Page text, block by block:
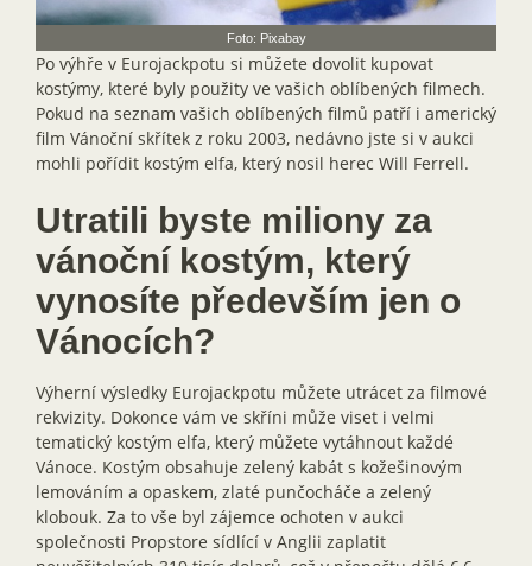
Foto: Pixabay
Po výhře v Eurojackpotu si můžete dovolit kupovat
kostýmy, které byly použity ve vašich oblíbených filmech.
Pokud na seznam vašich oblíbených filmů patří i americký
film Vánoční skřítek z roku 2003, nedávno jste si v aukci
mohli pořídit kostým elfa, který nosil herec Will Ferrell.
Utratili byste miliony za
vánoční kostým, který
vynosíte především jen o
Vánocích?
Výherní výsledky Eurojackpotu můžete utrácet za filmové
rekvizity. Dokonce vám ve skříni může viset i velmi
tematický kostým elfa, který můžete vytáhnout každé
Vánoce. Kostým obsahuje zelený kabát s kožešinovým
lemováním a opaskem, zlaté punčocháče a zelený
klobouk. Za to vše byl zájemce ochoten v aukci
společnosti Propstore sídlící v Anglii zaplatit